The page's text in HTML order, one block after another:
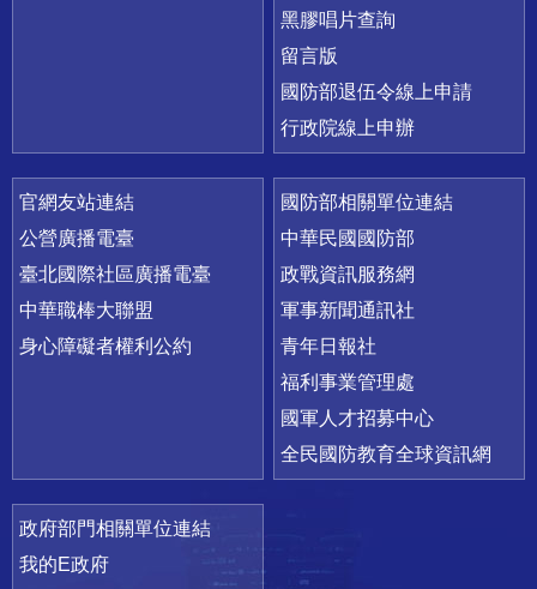
黑膠唱片查詢
留言版
國防部退伍令線上申請
行政院線上申辦
官網友站連結
公營廣播電臺
臺北國際社區廣播電臺
中華職棒大聯盟
身心障礙者權利公約
國防部相關單位連結
中華民國國防部
政戰資訊服務網
軍事新聞通訊社
青年日報社
福利事業管理處
國軍人才招募中心
全民國防教育全球資訊網
政府部門相關單位連結
我的E政府